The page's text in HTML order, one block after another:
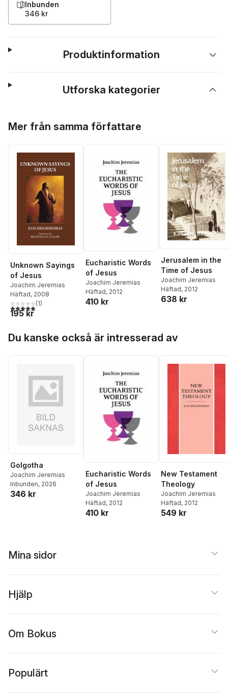
Inbunden
346 kr
Produktinformation
Utforska kategorier
Mer från samma författare
Unknown Sayings
of Jesus
Joachim Jeremias
Häftad, 2008
5,0utav 5 stjärnor. Totalt antal röster:
(1)
195 kr
Eucharistic Words
of Jesus
Joachim Jeremias
Häftad, 2012
410 kr
Jerusalem in the
Time of Jesus
Joachim Jeremias
Häftad, 2012
638 kr
Du kanske också är intresserad av
Golgotha
Joachim Jeremias
Inbunden, 2026
346 kr
Eucharistic Words
of Jesus
Joachim Jeremias
Häftad, 2012
410 kr
New Testament
Theology
Joachim Jeremias
Häftad, 2012
549 kr
Mina sidor
Hjälp
Om Bokus
Populärt